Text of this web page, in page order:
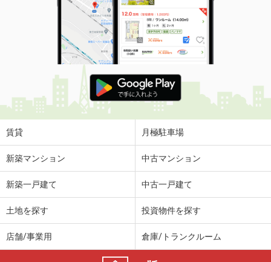
賃貸 月極駐車場
新築マンション 中古マンション
新築一戸建て 中古一戸建て
土地を探す 投資物件を探す
店舗/事業用 倉庫/トランクルーム